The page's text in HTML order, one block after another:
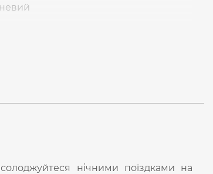
нічними поїздками на